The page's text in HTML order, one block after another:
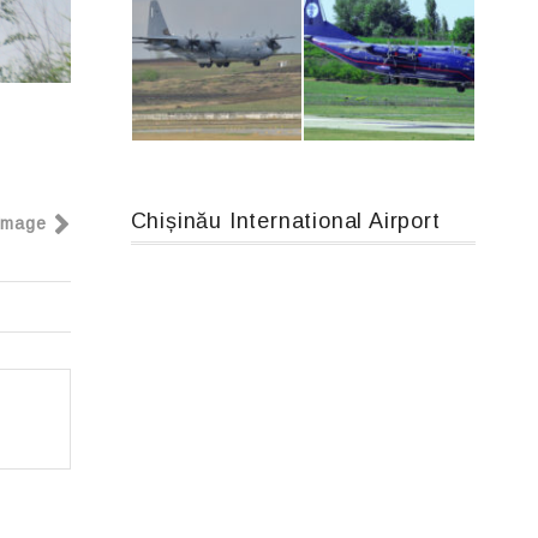
IL76, RA-78844 Airbus A319-114 D-AILN, Lufthansa, Франкфурт-Кишинев, 24/06/18
Chișinău International Airport